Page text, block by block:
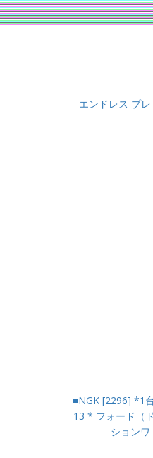
エンドレス プ
■NGK [2296] *1
13 * フォード（
ション